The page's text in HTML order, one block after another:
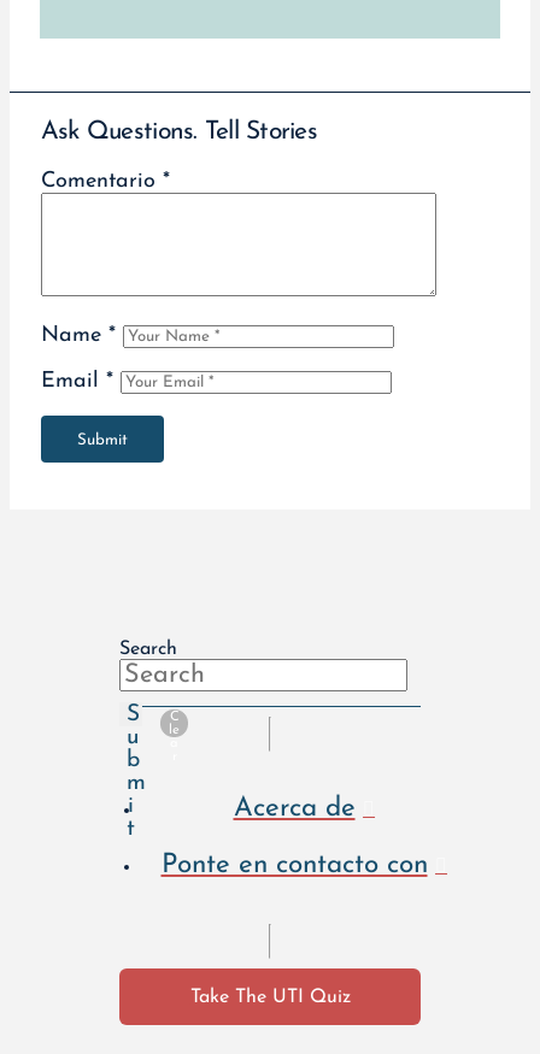
Ask Questions. Tell Stories
Comentario *
Name *
Email *
Submit
Search
S
u
b
m
i
t
C
le
Acerca de
Ponte en contacto con
Take The UTI Quiz